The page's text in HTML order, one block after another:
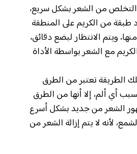
التخلص من الشعر بشكل سريع،
من الكريم على المنطقة
ويتم الانتظار لبضع دقائق،
مع الشعر بواسطة الأداة
الطريقة تعتبر من الطرق
أي ألم، إلا أنها من الطرق
الشعر من جديد بشكل أسرع
لأنه لا يتم إزالة الشعر من